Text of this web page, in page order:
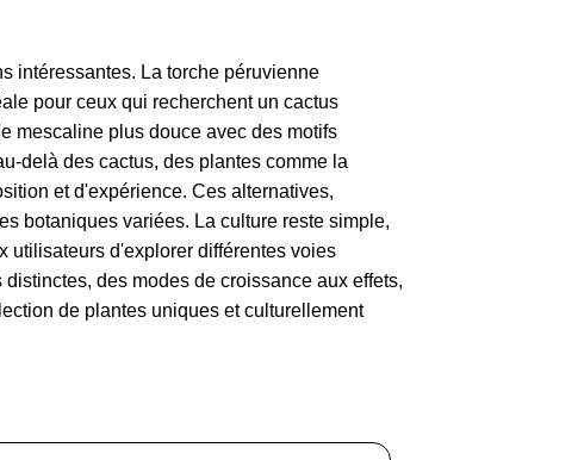
intéressantes. La torche péruvienne
pour ceux qui recherchent un cactus
mescaline plus douce avec des motifs
delà des cactus, des plantes comme la
et d'expérience. Ces alternatives,
botaniques variées. La culture reste simple,
utilisateurs d'explorer différentes voies
des modes de croissance aux effets,
de plantes uniques et culturellement